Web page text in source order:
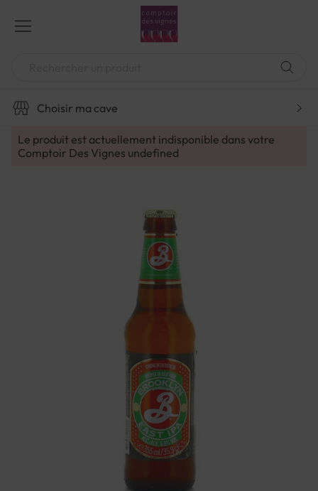
contenu
Choisir ma cave
Le produit est actuellement indisponible dans votre
Comptoir Des Vignes undefined